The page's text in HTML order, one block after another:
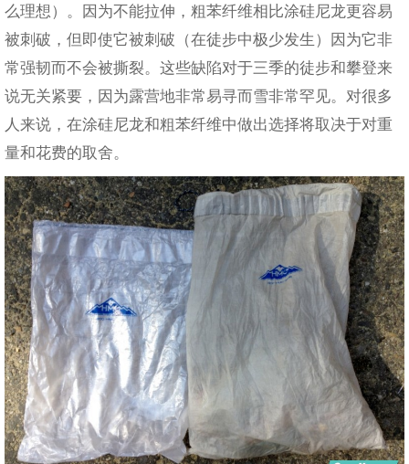
么理想）。因为不能拉伸，粗苯纤维相比涂硅尼龙更容易
被刺破，但即使它被刺破（在徒步中极少发生）因为它非
常强韧而不会被撕裂。这些缺陷对于三季的徒步和攀登来
说无关紧要，因为露营地非常易寻而雪非常罕见。对很多
人来说，在涂硅尼龙和粗苯纤维中做出选择将取决于对重
量和花费的取舍。